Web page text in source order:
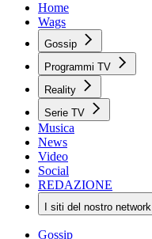
Home
Wags
Gossip
Programmi TV
Reality
Serie TV
Musica
News
Video
Social
REDAZIONE
I siti del nostro network
Gossip